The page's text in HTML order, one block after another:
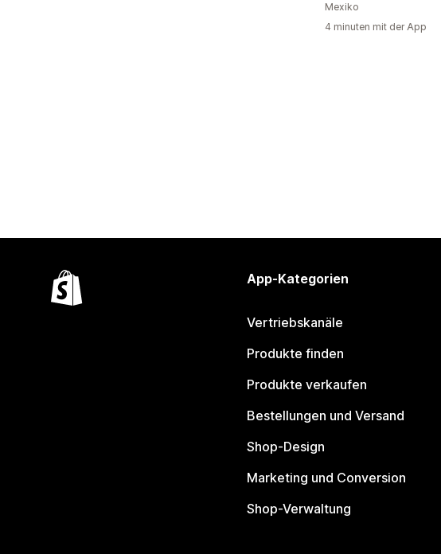
Mexiko
4 minuten mit der App
App-Kategorien
Vertriebskanäle
Produkte finden
Produkte verkaufen
Bestellungen und Versand
Shop-Design
Marketing und Conversion
Shop-Verwaltung